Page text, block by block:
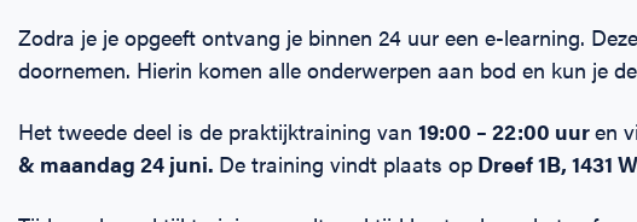
Zodra je je opgeeft ontvang je binnen 24 uur een e-learning.
doornemen. Hierin komen alle onderwerpen aan bod en kun je
Het tweede deel is de praktijktraining van 19:00 – 22:00 uuren
& maandag 24 juni. De training vindt plaats op Dreef 1B, 1431